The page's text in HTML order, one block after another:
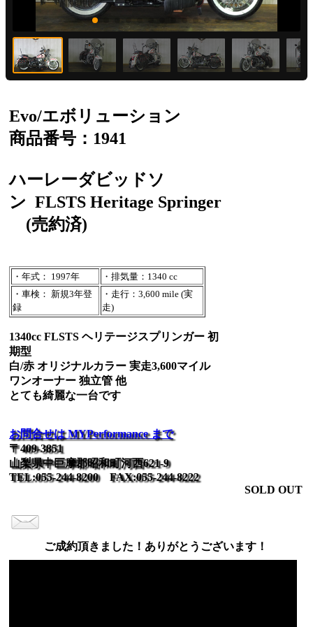
Evo/エボリューション
商品番号：1941
ハーレーダビッドソ
ン FLSTS Heritage Springer
(売約済)
・年式： 1997年
・排気量：1340 cc
・車検： 新規3年登
録
・走行：3,600 mile (実
走)
1340cc FLSTS ヘリテージスプリンガー 初
期型
白/赤 オリジナルカラー 実走3,600マイル
ワンオーナー 独立管 他
とても綺麗な一台です
お問合せは MYPerformance まで
〒409-3851
山梨県中巨摩郡昭和町河西621-9
TEL:055-244-8200 FAX:055-244-8222
SOLD OUT
ご成約頂きました！ありがとうございます！